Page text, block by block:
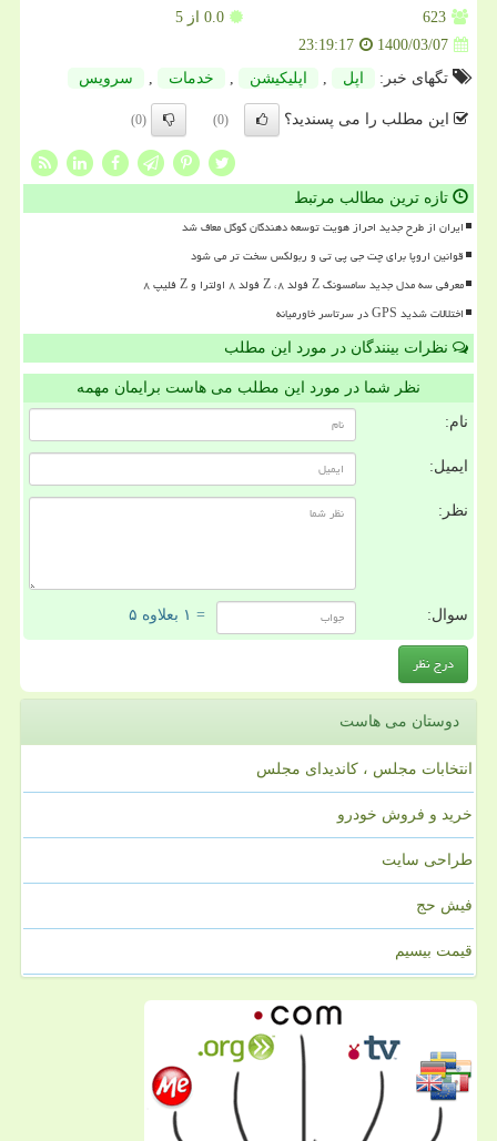
623
0.0 از 5
1400/03/07
23:19:17
تگهای خبر:
اپل , اپلیكیشن , خدمات , سرویس
این مطلب را می پسندید؟ (0)
(0)
تازه ترین مطالب مرتبط
ایران از طرح جدید احراز هویت توسعه دهندگان گوگل معاف شد
قوانین اروپا برای چت جی پی تی و ربولکس سخت تر می شود
معرفی سه مدل جدید سامسونگ Z فولد ۸، Z فولد ۸ اولترا و Z فلیپ ۸
اختلالات شدید GPS در سرتاسر خاورمیانه
نظرات بینندگان در مورد این مطلب
نظر شما در مورد این مطلب می هاست برایمان مهمه
نام:
ایمیل:
نظر:
سوال: = ۱ بعلاوه ۵
دوستان می هاست
انتخابات مجلس ، کاندیدای مجلس
خرید و فروش خودرو
طراحی سایت
فیش حج
قیمت بیسیم